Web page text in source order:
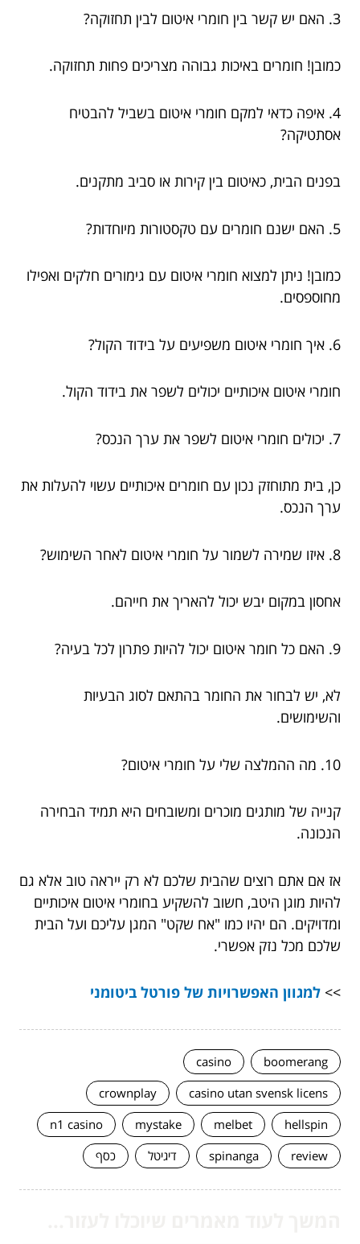
3. האם יש קשר בין חומרי איטום לבין תחזוקה?
כמובן! חומרים באיכות גבוהה מצריכים פחות תחזוקה.
4. איפה כדאי למקם חומרי איטום בשביל להבטיח
אסתטיקה?
בפנים הבית, כאיטום בין קירות או סביב מתקנים.
5. האם ישנם חומרים עם טקסטורות מיוחדות?
כמובן! ניתן למצוא חומרי איטום עם גימורים חלקים ואפילו
מחוספסים.
6. איך חומרי איטום משפיעים על בידוד הקול?
חומרי איטום איכותיים יכולים לשפר את בידוד הקול.
7. יכולים חומרי איטום לשפר את ערך הנכס?
כן, בית מתוחזק נכון עם חומרים איכותיים עשוי להעלות את
ערך הנכס.
8. איזו שמירה לשמור על חומרי איטום לאחר השימוש?
אחסון במקום יבש יכול להאריך את חייהם.
9. האם כל חומר איטום יכול להיות פתרון לכל בעיה?
לא, יש לבחור את החומר בהתאם לסוג הבעיות
והשימושים.
10. מה ההמלצה שלי על חומרי איטום?
קנייה של מותגים מוכרים ומשובחים היא תמיד הבחירה
הנכונה.
אז אם אתם רוצים שהבית שלכם לא רק ייראה טוב אלא גם
להיות מוגן היטב, חשוב להשקיע בחומרי איטום איכותיים
ומדויקים. הם יהיו כמו "אח שקט" המגן עליכם ועל הבית
שלכם מכל נזק אפשרי.
>> למגוון האפשרויות של פורטל ביטומני
boomerang
casino
casino utan svensk licens
crownplay
hellspin
melbet
mystake
n1 casino
review
spinanga דיגיטל כסף